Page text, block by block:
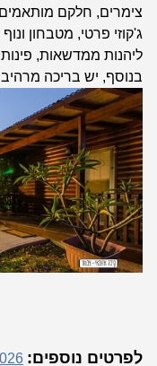
צימרים, חלקם מותאמים
ג'קוזי פרטי, מטבחון
ליהנות ממדשאות,
בנוסף, יש בריכה
לפרטים נוספים: